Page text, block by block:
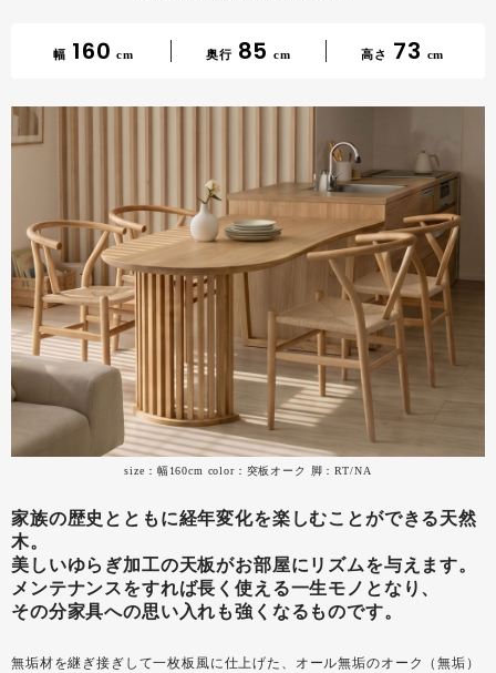
幅 160 cm 奥行 85 cm 高さ 73 cm
size：幅160cm color：突板オーク 脚：RT/NA
家族の歴史とともに経年変化を楽しむことができる天然
木。
美しいゆらぎ加工の天板がお部屋にリズムを与えます。
メンテナンスをすれば長く使える一生モノとなり、
その分家具への思い入れも強くなるものです。
無垢材を継ぎ接ぎして一枚板風に仕上げた、オール無垢のオーク（無垢）